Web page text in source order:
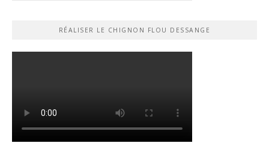
RÉALISER LE CHIGNON FLOU DESSANGE